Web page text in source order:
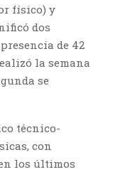
físico) y
dos
de 42
la semana
se
técnico-
con
los últimos